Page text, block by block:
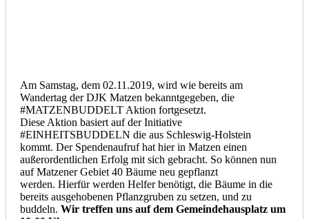
Am Samstag, dem 02.11.2019, wird wie bereits am
Wandertag der DJK Matzen bekanntgegeben, die
#MATZENBUDDELT Aktion fortgesetzt.
Diese Aktion basiert auf der Initiative
#EINHEITSBUDDELN die aus Schleswig-Holstein
kommt. Der Spendenaufruf hat hier in Matzen einen
außerordentlichen Erfolg mit sich gebracht. So können nun
auf Matzener Gebiet 40 Bäume neu gepflanzt
werden. Hierfür werden Helfer benötigt, die Bäume in die
bereits ausgehobenen Pflanzgruben zu setzen, und zu
buddeln. Wir treffen uns auf dem Gemeindehausplatz um